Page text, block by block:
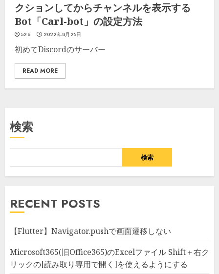
クションしてからチャンネルを表示する
Bot「Carl-bot」の設定方法
526 2022年8月25日
初めてDiscordのサーバー
READ MORE
検索
検索
RECENT POSTS
【Flutter】Navigator.pushで画面遷移しない
Microsoft365(旧Office365)のExcelファイル Shift＋右ク
リックの[読み取り専用で開く]を使えるようにする